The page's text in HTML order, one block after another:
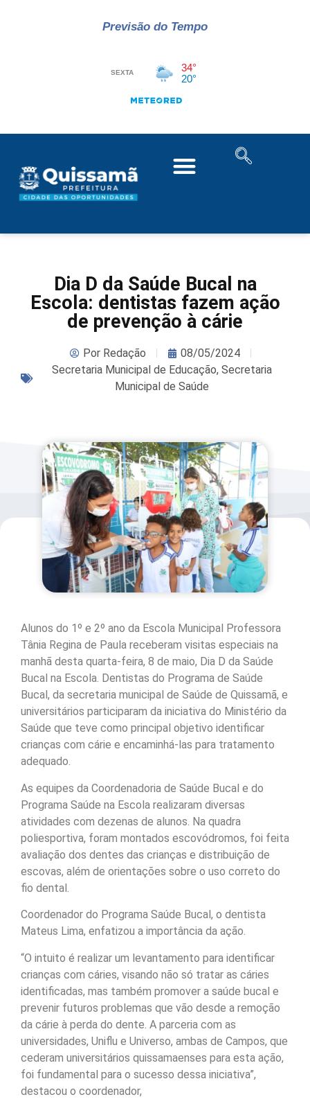
Previsão do Tempo
Dia D da Saúde Bucal na
Escola: dentistas fazem ação
de prevenção à cárie
PorRedação
08/05/2024
Secretaria Municipal de Educação, Secretaria
Municipal de Saúde
Alunos do 1º e 2º ano da Escola Municipal Professora
Tânia Regina de Paula receberam visitas especiais na
manhã desta quarta-feira, 8 de maio, Dia D da Saúde
Bucal na Escola. Dentistas do Programa de Saúde
Bucal, da secretaria municipal de Saúde de Quissamã, e
universitários participaram da iniciativa do Ministério da
Saúde que teve como principal objetivo identificar
crianças com cárie e encaminhá-las para tratamento
adequado.
As equipes da Coordenadoria de Saúde Bucal e do
Programa Saúde na Escola realizaram diversas
atividades com dezenas de alunos. Na quadra
poliesportiva, foram montados escovódromos, foi feita
avaliação dos dentes das crianças e distribuição de
escovas, além de orientações sobre o uso correto do
fio dental.
Coordenador do Programa Saúde Bucal, o dentista
Mateus Lima, enfatizou a importância da ação.
“O intuito é realizar um levantamento para identificar
crianças com cáries, visando não só tratar as cáries
identificadas, mas também promover a saúde bucal e
prevenir futuros problemas que vão desde a remoção
da cárie à perda do dente. A parceria com as
universidades, Uniflu e Universo, ambas de Campos, que
cederam universitários quissamaenses para esta ação,
foi fundamental para o sucesso dessa iniciativa”,
destacou o coordenador,